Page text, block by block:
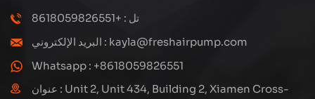
تصميمها الهيكلي هو علمي ومعقول ، لضمان الأداء الفعال للمنتجات.
تل : +8618059826551
البريد الإلكتروني : kayla@freshairpump.com
Whatsapp : +8618059826551
عنوان : Unit 2, Unit 434, Building 2, Xiamen Cross-